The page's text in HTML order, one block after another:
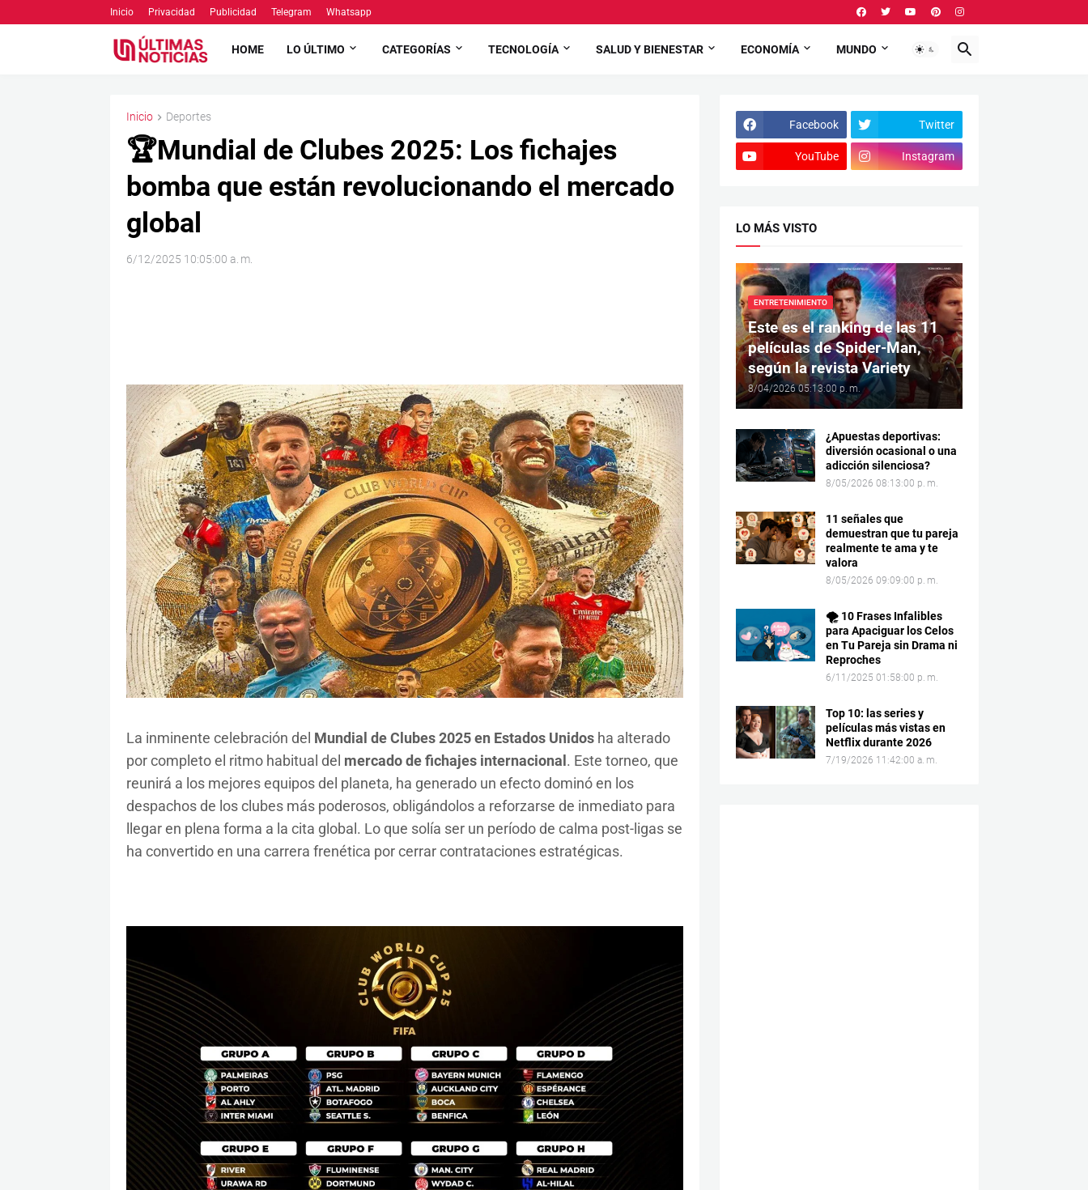
Inicio Privacidad Publicidad Telegram Whatsapp
HOME LO ÚLTIMO CATEGORÍAS TECNOLOGÍA SALUD Y BIENESTAR ECONOMÍA MUNDO
Inicio Deportes
🏆Mundial de Clubes 2025: Los fichajes
bomba que están revolucionando el mercado
global
6/12/2025 10:05:00 a. m.
La inminente celebración del Mundial de Clubes 2025 en Estados Unidosha alterado
por completo el ritmo habitual del mercado de fichajes internacional . Este torneo, que
reunirá a los mejores equipos del planeta, ha generado un efecto dominó en los
despachos de los clubes más poderosos, obligándolos a reforzarse de inmediato para
llegar en plena forma a la cita global. Lo que solía ser un período de calma post-ligas se
ha convertido en una carrera frenética por cerrar contrataciones estratégicas.
Facebook Twitter
YouTube Instagram
LO MÁS VISTO
ENTRETENIMIENTO
Este es el ranking de las 11
películas de Spider-Man,
según la revista Variety
8/04/2026 05:13:00 p. m.
¿Apuestas deportivas:
diversión ocasional o una
adicción silenciosa?
8/05/2026 08:13:00 p. m.
11 señales que
demuestran que tu pareja
realmente te ama y te
valora
8/05/2026 09:09:00 p. m.
🌪️ 10 Frases Infalibles
para Apaciguar los Celos
en Tu Pareja sin Drama ni
Reproches
6/11/2025 01:58:00 p. m.
Top 10: las series y
películas más vistas en
Netflix durante 2026
7/19/2026 11:42:00 a. m.